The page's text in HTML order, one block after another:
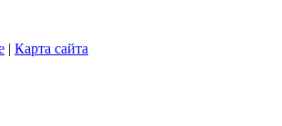
| Карта сайта